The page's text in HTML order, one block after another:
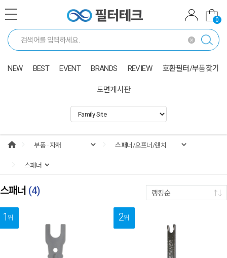
0
NEW BEST EVENT BRANDS REVIEW 호환필터/부품찾기
도면게시판
스패너 (4) 랭킹순
1위 2위